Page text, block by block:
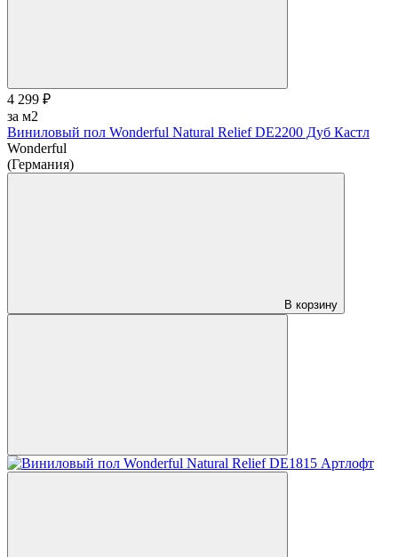
4 299 ₽
за м2
Виниловый пол Wonderful Natural Relief DE2200 Дуб Кастл
Wonderful
(Германия)
В корзину